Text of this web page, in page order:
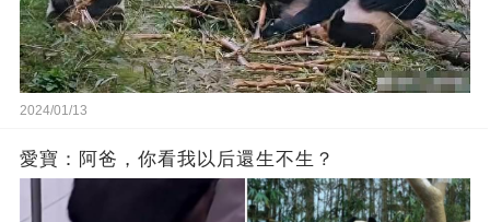
2024/01/13
愛寶：阿爸，你看我以后還生不生？